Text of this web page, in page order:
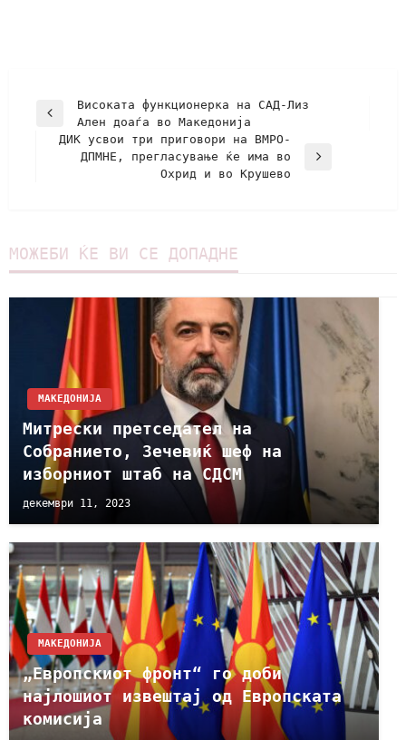
Високата функционерка на САД-Лиз
Ален доаѓа во Македонија
ДИК усвои три приговори на ВМРО-
ДПМНЕ, прегласување ќе има во
Охрид и во Крушево
МОЖЕБИ ЌЕ ВИ СЕ ДОПАДНЕ
МАКЕДОНИЈА
Митрески претседател на
Собранието, Зечевиќ шеф на
изборниот штаб на СДСМ
декември 11, 2023
МАКЕДОНИЈА
„Европскиот фронт“ го доби
најлошиот извештај од Европската
комисија